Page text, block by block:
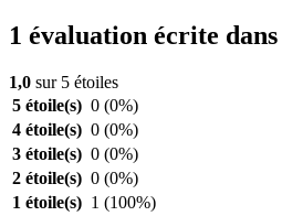
1 évaluation écrite
1,0 sur 5 étoiles
5 étoile(s) 0 (0%)
4 étoile(s) 0 (0%)
3 étoile(s) 0 (0%)
2 étoile(s) 0 (0%)
1 étoile(s) 1 (100%)